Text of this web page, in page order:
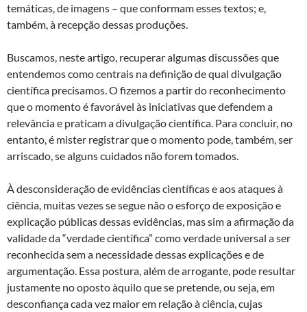
temáticas, de imagens – que conformam esses textos; e,
também, à recepção dessas produções.
Buscamos, neste artigo, recuperar algumas discussões que
entendemos como centrais na definição de qual divulgação
científica precisamos. O fizemos a partir do reconhecimento
que o momento é favorável às iniciativas que defendem a
relevância e praticam a divulgação científica. Para concluir, no
entanto, é mister registrar que o momento pode, também, ser
arriscado, se alguns cuidados não forem tomados.
À desconsideração de evidências científicas e aos ataques à
ciência, muitas vezes se segue não o esforço de exposição e
explicação públicas dessas evidências, mas sim a afirmação da
validade da “verdade científica” como verdade universal a ser
reconhecida sem a necessidade dessas explicações e de
argumentação. Essa postura, além de arrogante, pode resultar
justamente no oposto àquilo que se pretende, ou seja, em
desconfiança cada vez maior em relação à ciência, cujas